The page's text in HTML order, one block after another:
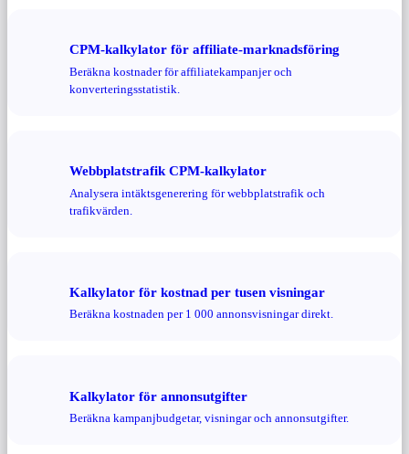
CPM-kalkylator för affiliate-marknadsföring
Beräkna kostnader för affiliatekampanjer och
konverteringsstatistik.
Webbplatstrafik CPM-kalkylator
Analysera intäktsgenerering för webbplatstrafik och
trafikvärden.
Kalkylator för kostnad per tusen visningar
Beräkna kostnaden per 1 000 annonsvisningar direkt.
Kalkylator för annonsutgifter
Beräkna kampanjbudgetar, visningar och annonsutgifter.